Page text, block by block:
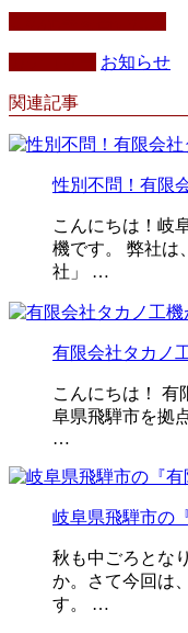
お知らせ
関連記事
性別不問！有限
こんにちは！岐
機です。 弊社は
社」 …
有限会社タカノ
こんにちは！ 有
阜県飛騨市を拠
…
岐阜県飛騨市の
秋も中ごろとな
か。さて今回は
す。 …